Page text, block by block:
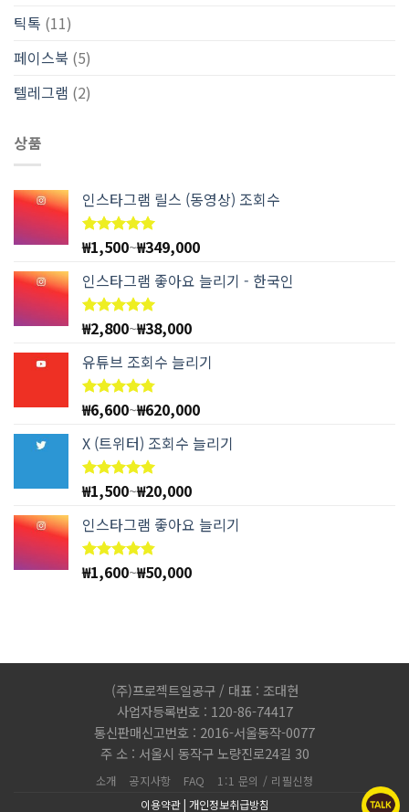
틱톡 (11)
페이스북 (5)
텔레그램 (2)
상품
인스타그램 릴스 (동영상) 조회수
5 중에서
4.97
평가됨
₩1,500~₩349,000
인스타그램 좋아요 늘리기 - 한국인
5 중에서
4.94
평가됨
₩2,800~₩38,000
유튜브 조회수 늘리기
5 중에서
4.78
평가됨
₩6,600~₩620,000
X (트위터) 조회수 늘리기
5 중에서
5.00
평가됨
₩1,500~₩20,000
인스타그램 좋아요 늘리기
5 중에서
4.83
₩1,600~₩50,000
(주)프로젝트일공구 / 대표 : 조대현
사업자등록번호 : 120-86-74417
통신판매신고번호 : 2016-서울동작-0077
주 소 : 서울시 동작구 노량진로24길 30
소개 공지사항 FAQ 1:1 문의 / 리필신청
이용약관| 개인정보취급방침